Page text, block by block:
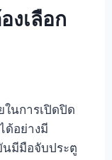
งเลือก
นการเปิดปิด
ด้อย่างมี
มีมือจับประตู